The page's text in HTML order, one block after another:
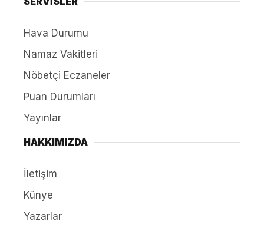
Hava Durumu
Namaz Vakitleri
Nöbetçi Eczaneler
Puan Durumları
Yayınlar
HAKKIMIZDA
İletişim
Künye
Yazarlar